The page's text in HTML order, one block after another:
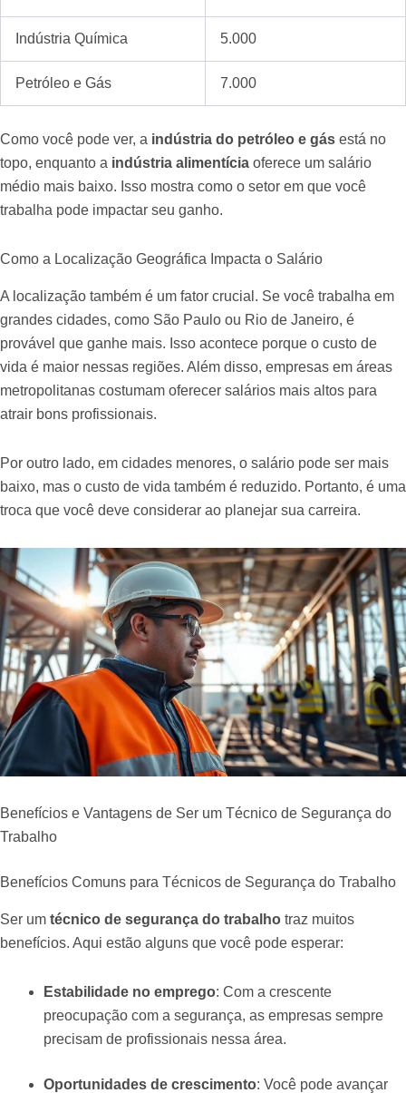
Indústria Química 5.000
Petróleo e Gás 7.000
Como você pode ver, a indústria do petróleo e gás está no
topo, enquanto a indústria alimentícia oferece um salário
médio mais baixo. Isso mostra como o setor em que você
trabalha pode impactar seu ganho.
Como a Localização Geográfica Impacta o Salário
A localização também é um fator crucial. Se você trabalha em
grandes cidades, como São Paulo ou Rio de Janeiro, é
provável que ganhe mais. Isso acontece porque o custo de
vida é maior nessas regiões. Além disso, empresas em áreas
metropolitanas costumam oferecer salários mais altos para
atrair bons profissionais.
Por outro lado, em cidades menores, o salário pode ser mais
baixo, mas o custo de vida também é reduzido. Portanto, é uma
troca que você deve considerar ao planejar sua carreira.
Benefícios e Vantagens de Ser um Técnico de Segurança do
Trabalho
Benefícios Comuns para Técnicos de Segurança do Trabalho
Ser um técnico de segurança do trabalho traz muitos
benefícios. Aqui estão alguns que você pode esperar:
Estabilidade no emprego: Com a crescente
preocupação com a segurança, as empresas sempre
precisam de profissionais nessa área.
Oportunidades de crescimento: Você pode avançar